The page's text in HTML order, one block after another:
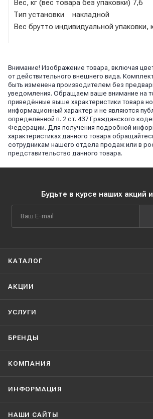
Вес, кг (вес товара без упаковки) 7,6
Тип установки накладной
Вес брутто индивидуальной упаковки,
Внимание! Изображение товара, включая
от действительного внешнего вида.
быть изменена производителем без
уведомления. Обращаем ваше внимание на
приведённые выше характеристики товара
информационный характер и не являются
определённой п. 2 ст. 437 Гражданского
Федерации. Для получения подробной
характеристиках данного товара
сотрудникам нашего отдела продаж или в
представительство данного товара.
Будьте в курсе наших акций
КАТАЛОГ
АКЦИИ
УСЛУГИ
БРЕНДЫ
КОМПАНИЯ
ИНФОРМАЦИЯ
НАШИ CАЙТЫ